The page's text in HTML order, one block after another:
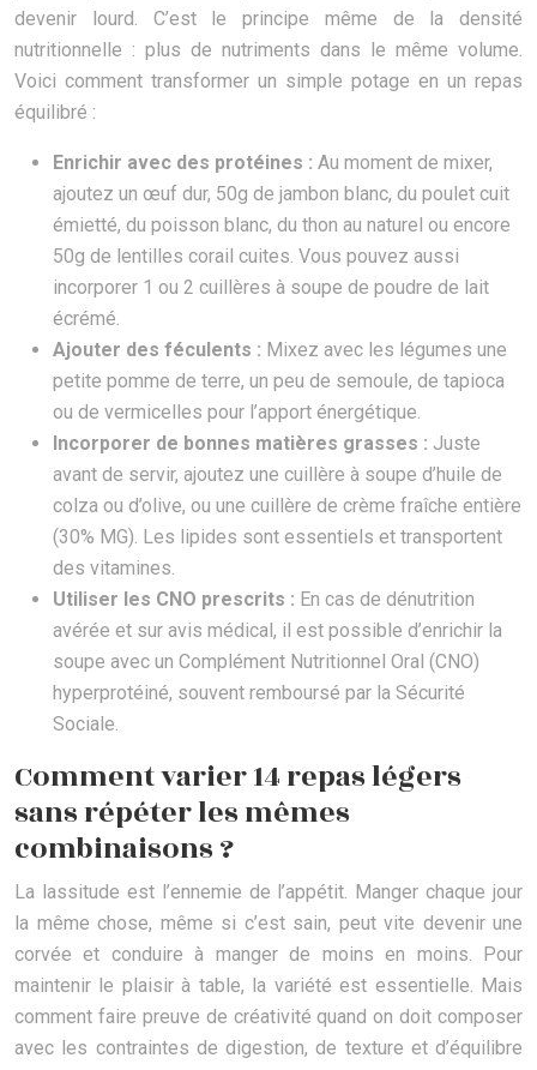
devenir lourd. C’est le principe même de la densité
nutritionnelle : plus de nutriments dans le même volume.
Voici comment transformer un simple potage en un repas
équilibré :
Enrichir avec des protéines : Au moment de mixer,
ajoutez un œuf dur, 50g de jambon blanc, du poulet cuit
émietté, du poisson blanc, du thon au naturel ou encore
50g de lentilles corail cuites. Vous pouvez aussi
incorporer 1 ou 2 cuillères à soupe de poudre de lait
écrémé.
Ajouter des féculents : Mixez avec les légumes une
petite pomme de terre, un peu de semoule, de tapioca
ou de vermicelles pour l’apport énergétique.
Incorporer de bonnes matières grasses : Juste
avant de servir, ajoutez une cuillère à soupe d’huile de
colza ou d’olive, ou une cuillère de crème fraîche entière
(30% MG). Les lipides sont essentiels et transportent
des vitamines.
Utiliser les CNO prescrits : En cas de dénutrition
avérée et sur avis médical, il est possible d’enrichir la
soupe avec un Complément Nutritionnel Oral (CNO)
hyperprotéiné, souvent remboursé par la Sécurité
Sociale.
Comment varier 14 repas légers
sans répéter les mêmes
combinaisons ?
La lassitude est l’ennemie de l’appétit. Manger chaque jour
la même chose, même si c’est sain, peut vite devenir une
corvée et conduire à manger de moins en moins. Pour
maintenir le plaisir à table, la variété est essentielle. Mais
comment faire preuve de créativité quand on doit composer
avec les contraintes de digestion, de texture et d’équilibre